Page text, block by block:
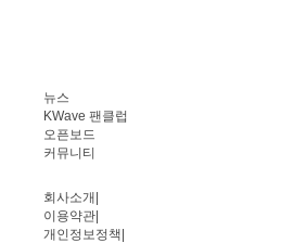
뉴스
KWave 팬클럽
오픈보드
커뮤니티
회사소개
이용약관
개인정보정책